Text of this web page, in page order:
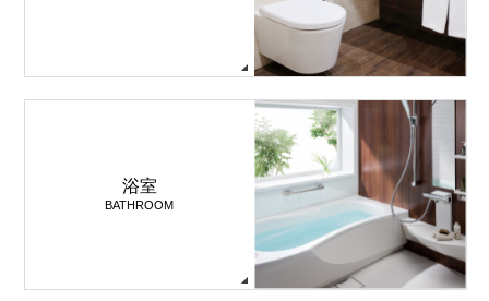
浴室
BATHROOM